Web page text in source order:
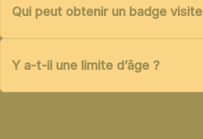
Qui peut obtenir un badge
Y a-t-il une limite d’âge ?